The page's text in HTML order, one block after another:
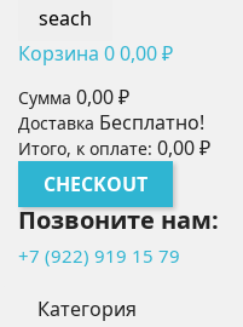
seach
Корзина 00,00 ₽
Сумма 0,00 ₽
Доставка Бесплатно!
Итого, к оплате: 0,00 ₽
CHECKOUT
Позвоните нам:
+7 (922) 919 15 79
Категория